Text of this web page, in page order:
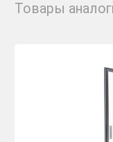
Товары